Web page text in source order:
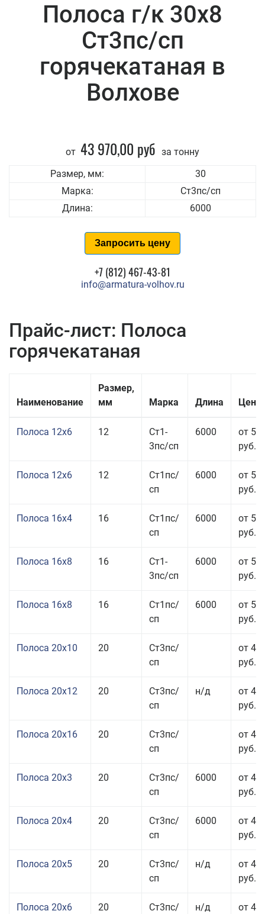
Полоса г/к 30x8
Ст3пс/сп
горячекатаная в
Волхове
от 43 970,00 руб за тонну
Размер, мм:
30
Марка:
Ст3пс/сп
Длина:
6000
Запросить цену
+7 (812) 467-43-81
info@armatura-volhov.ru
Прайс-лист: Полоса
горячекатаная
Наименование
Размер,
мм
Марка Длина Цена
Полоса 12x6 12
Ст1-
3пс/сп
6000
от 53
руб.
Полоса 12x6 12
Ст1пс/
сп
6000
от 53
руб.
Полоса 16x4 16
Ст1пс/
сп
6000
от 53
руб.
Полоса 16x8 16
Ст1-
3пс/сп
6000
от 55
руб.
Полоса 16x8 16
Ст1пс/
сп
6000
от 55
руб.
Полоса 20x10 20
Ст3пс/
сп
от 44
руб.
Полоса 20x12 20
Ст3пс/
сп
н/д
от 44
руб.
Полоса 20x16 20
Ст3пс/
сп
от 45
руб.
Полоса 20x3 20
Ст3пс/
сп
6000
от 45
руб.
Полоса 20x4 20
Ст3пс/
сп
6000
от 44
руб.
Полоса 20x5 20
Ст3пс/
сп
н/д
от 42
руб.
Полоса 20x6 20
Ст3пс/
н/д
от 46